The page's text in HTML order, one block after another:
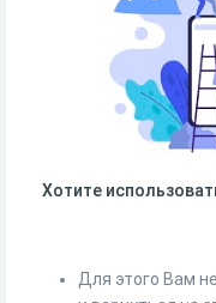
Хотите
Для этого Вам